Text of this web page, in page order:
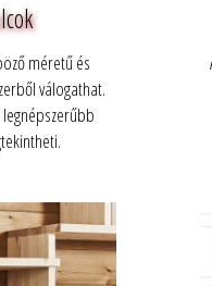
méretű és
válogathat.